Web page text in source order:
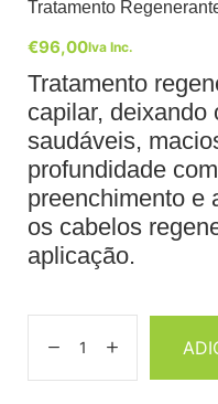
Tratamento
€96,00Iva Inc.
Tratamento
capilar, deixando
saudáveis,
profundidade
preenchimento e
os cabelos
aplicação.